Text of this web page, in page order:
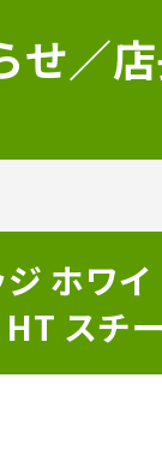
せ／
ホワ
スチ